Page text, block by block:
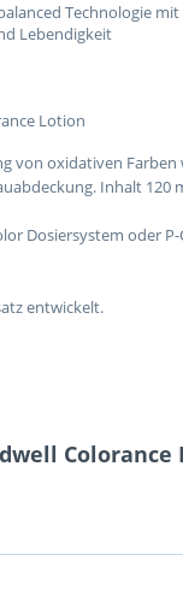
Technologie
Lebendigkeit
Lotion
von oxidativen
Inhalt 120
Dosiersystem oder
entwickelt.
Colorance